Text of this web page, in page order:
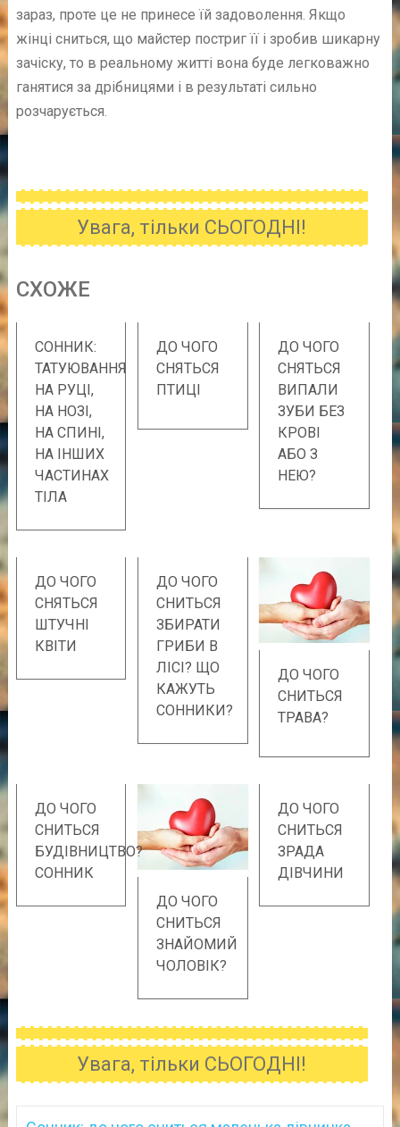
зараз, проте це не принесе їй задоволення. Якщо
жінці сниться, що майстер постриг її і зробив шикарну
зачіску, то в реальному житті вона буде легковажно
ганятися за дрібницями і в результаті сильно
розчарується.
Увага, тільки СЬОГОДНІ!
CХОЖE
СОННИК:
ТАТУЮВАННЯ
НА РУЦІ,
НА НОЗІ,
НА СПИНІ,
НА ІНШИХ
ЧАСТИНАХ
ТІЛА
ДО ЧОГО
СНЯТЬСЯ
ПТИЦІ
ДО ЧОГО
СНЯТЬСЯ
ВИПАЛИ
ЗУБИ БЕЗ
КРОВІ
АБО З
НЕЮ?
ДО ЧОГО
СНЯТЬСЯ
ШТУЧНІ
КВІТИ
ДО ЧОГО
СНИТЬСЯ
ЗБИРАТИ
ГРИБИ В
ЛІСІ? ЩО
КАЖУТЬ
СОННИКИ?
ДО ЧОГО
СНИТЬСЯ
ТРАВА?
ДО ЧОГО
СНИТЬСЯ
БУДІВНИЦТВО?
СОННИК
ДО ЧОГО
СНИТЬСЯ
ЗНАЙОМИЙ
ЧОЛОВІК?
ДО ЧОГО
СНИТЬСЯ
ЗРАДА
ДІВЧИНИ
Увага, тільки СЬОГОДНІ!